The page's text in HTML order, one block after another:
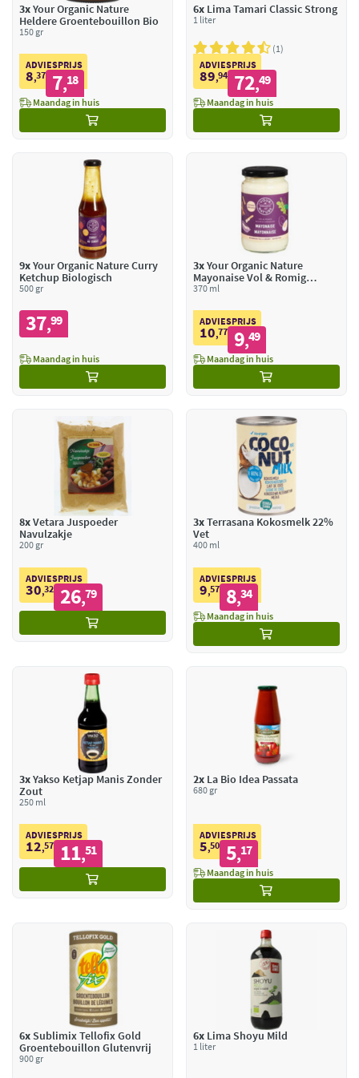
3xYour Organic Nature
Heldere Groentebouillon Bio
150 gr
ADVIESPRIJS
8,37 7,18
Maandag in huis
6xLima Tamari Classic Strong
1 liter
1
ADVIESPRIJS
89,94 72,49
Maandag in huis
9xYour Organic Nature Curry
Ketchup Biologisch
500 gr
37,99
Maandag in huis
3xYour Organic Nature
Mayonaise Vol & Romig
Biologisch
370 ml
ADVIESPRIJS
10,77 9,49
Maandag in huis
8xVetara Juspoeder
Navulzakje
200 gr
ADVIESPRIJS
30,32 26,79
3xTerrasana Kokosmelk 22%
Vet
400 ml
ADVIESPRIJS
9,57 8,34
Maandag in huis
3xYakso Ketjap Manis Zonder
Zout
250 ml
ADVIESPRIJS
12,57 11,51
2xLa Bio Idea Passata
680 gr
ADVIESPRIJS
5,50 5,17
Maandag in huis
6x Sublimix Tellofix Gold
Groentebouillon Glutenvrij
900 gr
6xLima Shoyu Mild
1 liter